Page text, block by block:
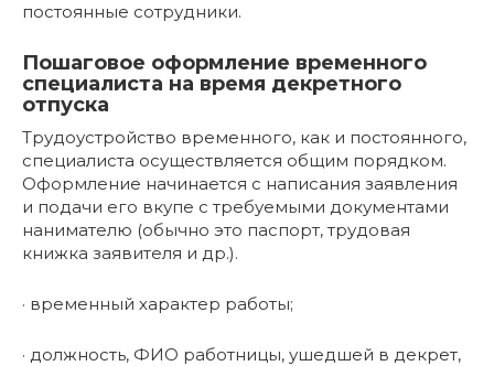
постоянные сотрудники.
Пошаговое оформление временного
специалиста на время декретного
отпуска
Трудоустройство временного, как и постоянного,
специалиста осуществляется общим порядком.
Оформление начинается с написания заявления
и подачи его вкупе с требуемыми документами
нанимателю (обычно это паспорт, трудовая
книжка заявителя и др.).
· временный характер работы;
· должность, ФИО работницы, ушедшей в декрет,